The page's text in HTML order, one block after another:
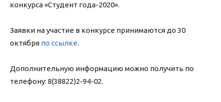
конкурса «Студент года-2020».
Заявки на участие в конкурсе принимаются до 30
октября по ссылке.
Дополнительную информацию можно получить по
телефону: 8(38822)2-94-02.